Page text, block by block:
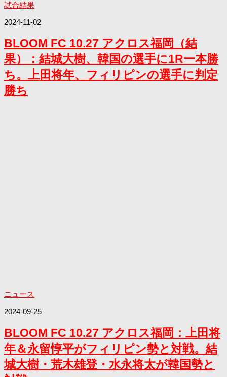
試合結果
2024-11-02
BLOOM FC 10.27 アクロス福岡（結
果）：結城大樹、韓国の選手に1R一本勝
ち。上田将年、フィリピンの選手に判定
勝ち
ニュース
2024-09-25
BLOOM FC 10.27 アクロス福岡：上田将
年＆永留惇平がフィリピン勢と対戦。結
城大樹・荒木雄登・水永将太が韓国勢と